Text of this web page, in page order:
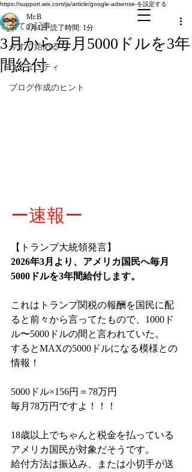
https://support.wix.com/ja/article/google-adsense-を設定する
全ての記事
今すぐ始める
コミュニティ
ブログ作成のヒント
3月から毎月5000ドルを3年
間給付
Mr.B
3月1日 読了時間: 1分
ー速報ー
【トランプ大統領発言】
2026年3月より、アメリカ国民へ毎月
5000ドルを3年間給付します。
これはトランプ関税の報酬を国民に配
ると前々から言ってたもので、1000ド
ル〜5000ドルの間と言われていた。
するとMAXの5000ドルになる模様との
情報！
5000ドル×156円＝78万円
毎月78万円ですよ！！！
18歳以上でちゃんと税金を払っている
アメリカ国民が対象だそうです。
給付方法は振込み、または小切手が送